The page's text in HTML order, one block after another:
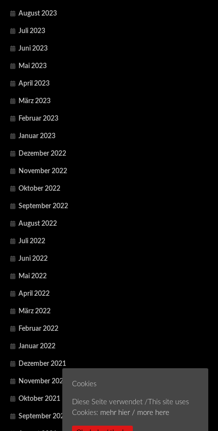
August 2023
Juli 2023
Juni 2023
Mai 2023
April 2023
März 2023
Februar 2023
Januar 2023
Dezember 2022
November 2022
Oktober 2022
September 2022
August 2022
Juli 2022
Juni 2022
Mai 2022
April 2022
März 2022
Februar 2022
Januar 2022
Dezember 2021
November 2021
Oktober 2021
September 2021
Cookies
Diese Seite verwendet /This site uses
Cookies: mehr hier / more here